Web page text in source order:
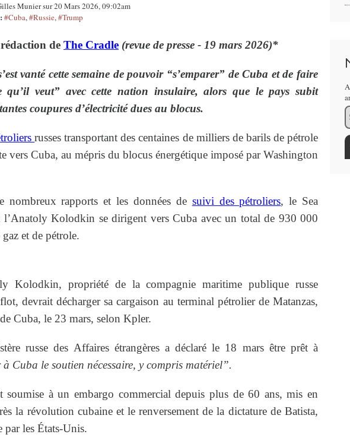
Munier sur 20 Mars 2026, 09:02am
#Cuba,#Russie,#Trump
de The Cradle (revue de presse - 19 mars 2026)*
vanté cette semaine de pouvoir “s’emparer” de Cuba et de faire
qu’il veut” avec cette nation insulaire, alors que le pays subit
coupures d’électricité dues au blocus.
russes transportant des centaines de milliers de barils de pétrole
vers Cuba, au mépris du blocus énergétique imposé par Washington
nombreux rapports et les données de suivi des pétroliers, le Sea
l’Anatoly Kolodkin se dirigent vers Cuba avec un total de 930 000
et de pétrole.
Kolodkin, propriété de la compagnie maritime publique russe
devrait décharger sa cargaison au terminal pétrolier de Matanzas,
Cuba, le 23 mars, selon Kpler.
russe des Affaires étrangères a déclaré le 18 mars être prêt à
Cuba le soutien nécessaire, y compris matériel”.
soumise à un embargo commercial depuis plus de 60 ans, mis en
la révolution cubaine et le renversement de la dictature de Batista,
par les États-Unis.